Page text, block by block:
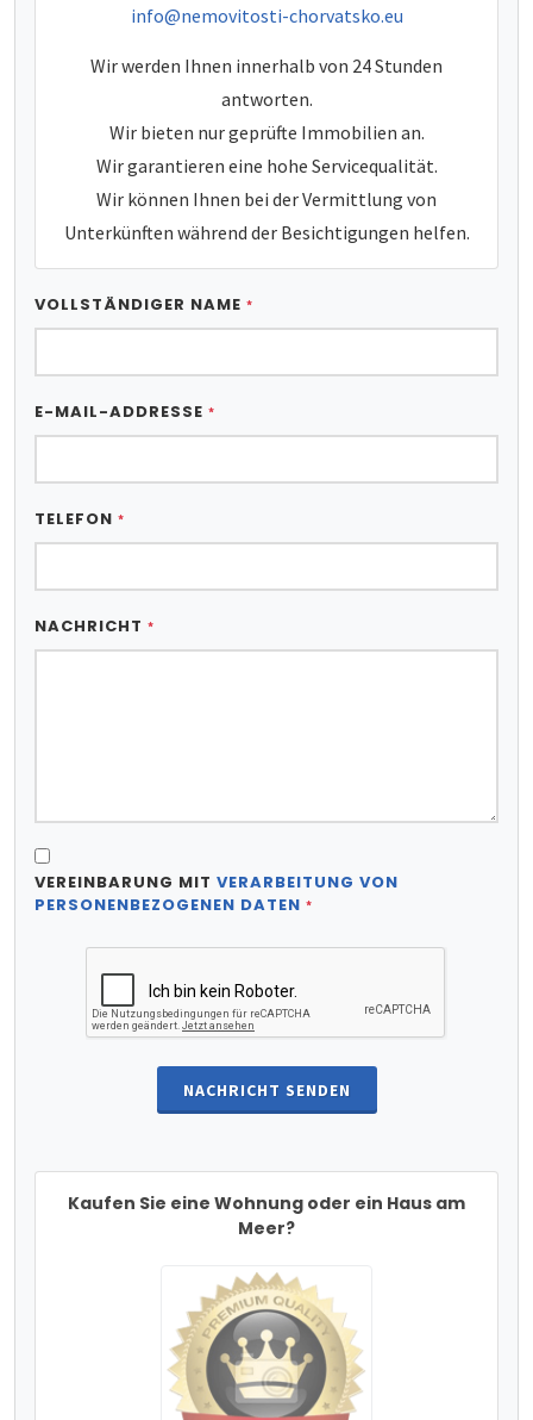
e-mail:
info@nemovitosti-chorvatsko.eu
Wir werden Ihnen innerhalb von 24 Stunden
antworten.
Wir bieten nur geprüfte Immobilien an.
Wir garantieren eine hohe Servicequalität.
Wir können Ihnen bei der Vermittlung von
Unterkünften während der Besichtigungen helfen.
VOLLSTÄNDIGER NAME *
E-MAIL-ADDRESSE *
TELEFON *
NACHRICHT *
VEREINBARUNG MIT VERARBEITUNG VON
PERSONENBEZOGENEN DATEN *
NACHRICHT SENDEN
Kaufen Sie eine Wohnung oder ein Haus am
Meer?